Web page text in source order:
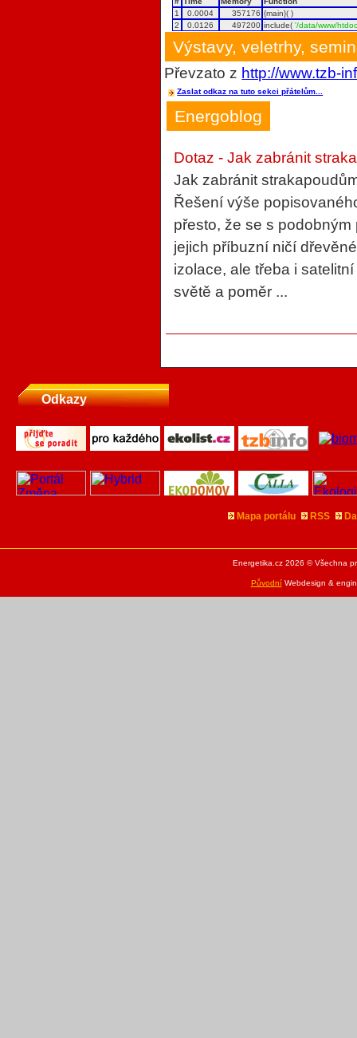
1
0.0004 357176 {main}( )
2
0.0126 497200 include('/data/www/
Výstavy, veletrhy,
Převzato z http://www.tzb-
Zaslat odkaz na tuto sekci přátelům...
Energoblog
Dotaz - Jak zabránit
Jak zabránit
Řešení výše
přesto, že se s
jejich příbuzní ničí
izolace, ale třeba i
světě a poměr ...
Odkazy
Mapa portálu RSS
Energetika.cz 2026 © Všechna
PůvodníWebdesign &